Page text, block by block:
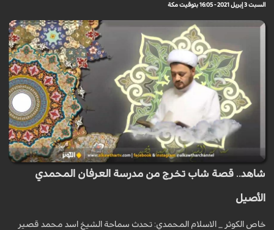
السبت 3 إبريل 2021 - 16:05 بتوقيت مكة
شاهد.. قصة شاب تخرج من مدرسة العرفان المحمدي
الأصيل
خاص الكوثر _ الاسلام المحمدي: تحدث سماحة الشيخ اسد محمد قصير